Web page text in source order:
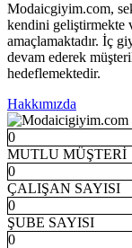
Modaicgiyim.com,
kendini geliştirmekte
amaçlamaktadır. İç
devam ederek
hedeflemektedir.
Hakkımızda
0
MUTLU MÜŞTERİ
0
ÇALIŞAN SAYISI
0
ŞUBE SAYISI
0